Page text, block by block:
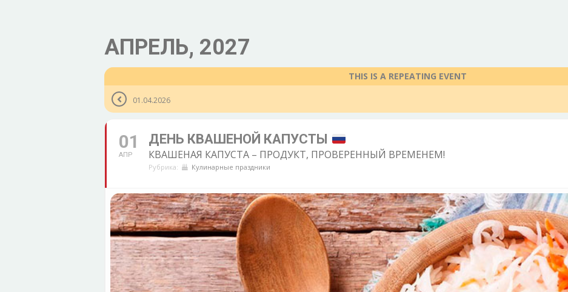
АПРЕЛЬ, 2027
THIS IS A REPEATING EVENT
01.04.2026
01
АПР
ДЕНЬ КВАШЕНОЙ КАПУСТЫ
КВАШЕНАЯ КАПУСТА – ПРОДУКТ, ПРОВЕРЕННЫЙ ВРЕМЕНЕМ!
Рубрика: Кулинарные праздники